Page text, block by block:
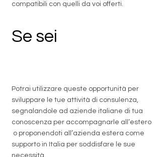
compatibili con quelli da voi offerti.
Se sei
Potrai utilizzare queste opportunità per
sviluppare le tue attività di consulenza,
segnalandole ad aziende italiane di tua
conoscenza per accompagnarle all’estero
o proponendoti all’azienda estera come
supporto in Italia per soddisfare le sue
necessità.